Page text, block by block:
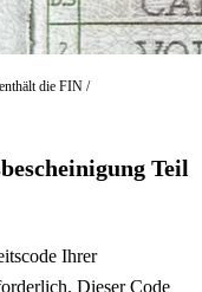
die FIN /
Teil
Ihrer
Dieser Code